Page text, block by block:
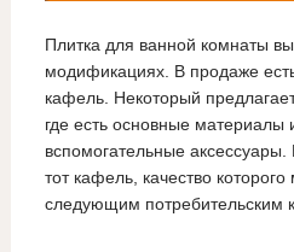
Плитка для ванной комнаты
модификациях. В продаже
кафель. Некоторый
где есть основные
вспомогательные
тот кафель, качество которого
следующим потребительским